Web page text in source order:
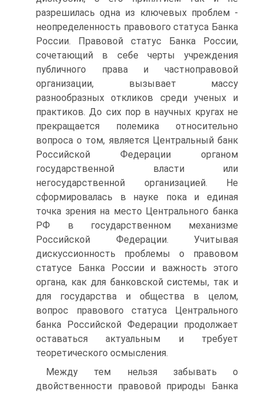
разрешилась одна из ключевых проблем -
неопределенность правового статуса Банка
России. Правовой статус Банка России,
сочетающий в себе черты учреждения
публичного права и частноправовой
организации, вызывает массу
разнообразных откликов среди ученых и
практиков. До сих пор в научных кругах не
прекращается полемика относительно
вопроса о том, является Центральный банк
Российской Федерации органом
государственной власти или
негосударственной организацией. Не
сформировалась в науке пока и единая
точка зрения на место Центрального банка
РФ в государственном механизме
Российской Федерации. Учитывая
дискуссионность проблемы о правовом
статусе Банка России и важность этого
органа, как для банковской системы, так и
для государства и общества в целом,
вопрос правового статуса Центрального
банка Российской Федерации продолжает
оставаться актуальным и требует
теоретического осмысления.
Между тем нельзя забывать о
двойственности правовой природы Банка